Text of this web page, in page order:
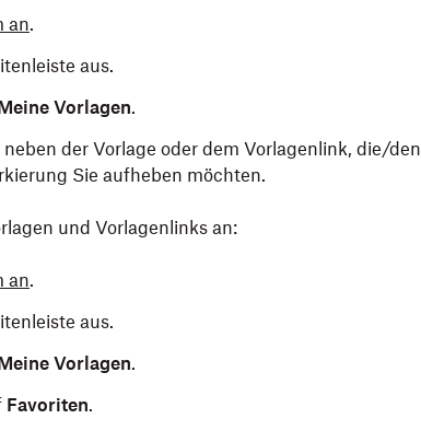
an.
aus.
Vorlagen.
der Vorlage oder dem Vorlagenlink, die/den
Sie aufheben möchten.
und Vorlagenlinks an:
an.
aus.
Vorlagen.
Favoriten.